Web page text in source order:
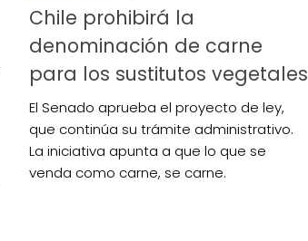
Chile prohibirá la
denominación de carne
para los sustitutos vegetales
El Senado aprueba el proyecto de ley,
que continúa su trámite administrativo.
La iniciativa apunta a que lo que se
venda como carne, se carne.